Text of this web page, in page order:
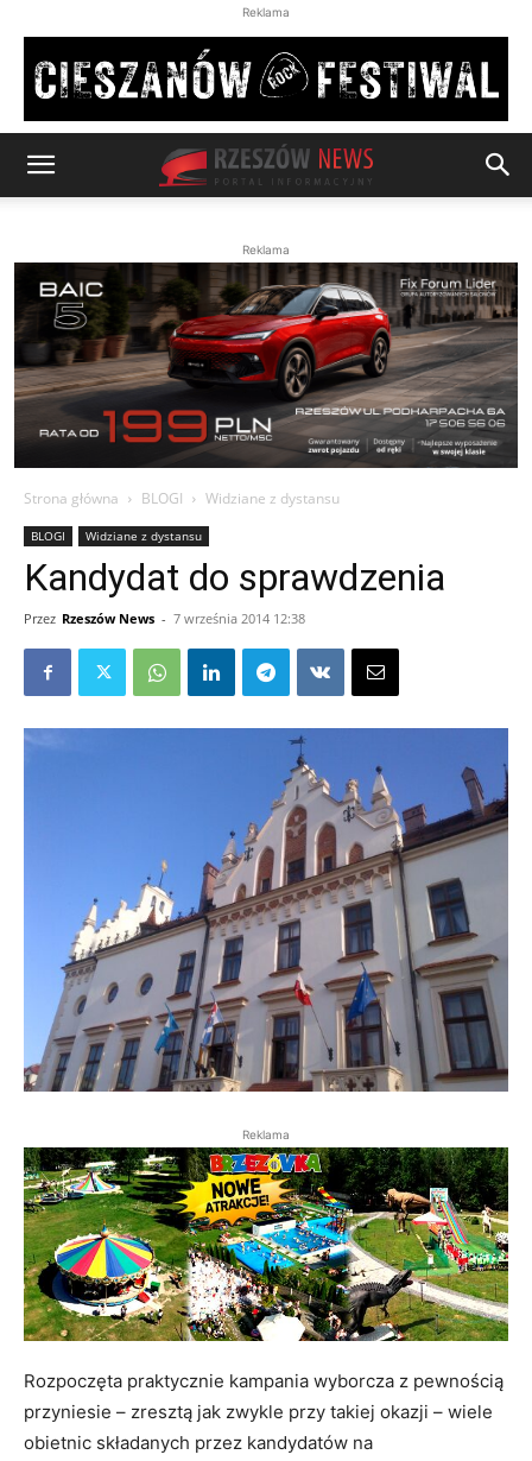
Reklama
Reklama
Strona główna BLOGI Widziane z dystansu
BLOGI Widziane z dystansu
Kandydat do sprawdzenia
Przez Rzeszów News - 7 września 2014 12:38
Reklama
Rozpoczęta praktycznie kampania wyborcza z pewnością
przyniesie – zresztą jak zwykle przy takiej okazji – wiele
obietnic składanych przez kandydatów na